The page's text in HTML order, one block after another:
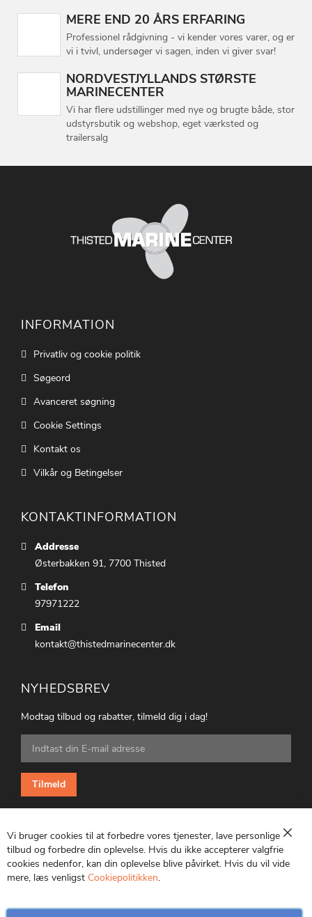
MERE END 20 ÅRS ERFARING
Professionel rådgivning - vi kender vores varer, og er
vi i tvivl, undersøger vi sagen, inden vi giver svar!
NORDVESTJYLLANDS STØRSTE
MARINECENTER
Vi har flere udstillinger med nye og brugte både, stor
udstyrsbutik og webshop, eget værksted og
trailersalg
INFORMATION
Privatliv og cookie politik
Søgeord
Avanceret søgning
Cookie Settings
Kontakt os
Vilkår og Betingelser
KONTAKTINFORMATION
Addresse
Østerbakken 91, 7700 Thisted
Telefon
97971222
Email
kontakt@thistedmarinecenter.dk
NYHEDSBREV
Modtag tilbud og rabatter, tilmeld dig i dag!
Tilmeld
dig
vores
nyhedsbrev:
Tilmeld
CVR: 25847369
Luk
Vi bruger cookies til at forbedre vores tjenester, lave personlige
tilbud og forbedre din oplevelse. Hvis du ikke accepterer valgfrie
cookies nedenfor, kan din oplevelse blive påvirket. Hvis du vil vide
mere, læs venligst Cookiepolitikken.